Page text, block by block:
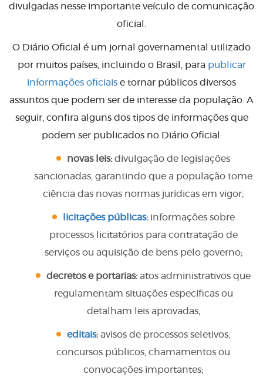
divulgadas nesse importante veículo de comunicação
oficial.
O Diário Oficial é um jornal governamental utilizado
por muitos países, incluindo o Brasil, para publicar
informações oficiais e tornar públicos diversos
assuntos que podem ser de interesse da população. A
seguir, confira alguns dos tipos de informações que
podem ser publicados no Diário Oficial:
novas leis: divulgação de legislações
sancionadas, garantindo que a população tome
ciência das novas normas jurídicas em vigor;
licitações públicas:informações sobre
processos licitatórios para contratação de
serviços ou aquisição de bens pelo governo;
decretos e portarias: atos administrativos que
regulamentam situações específicas ou
detalham leis aprovadas;
editais: avisos de processos seletivos,
concursos públicos, chamamentos ou
convocações importantes;